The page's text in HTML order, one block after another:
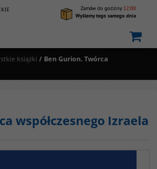
książki / Ben Gurion. Twórca
współczesnego Izraela